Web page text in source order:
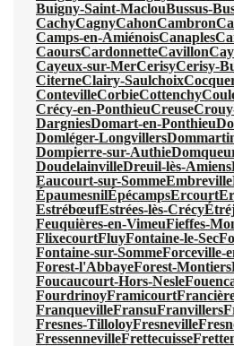
Buigny-Saint-MaclouBussus-
CachyCagnyCahonCambron
Camps-en-AmiénoisCanaples
CaoursCardonnetteCavillon
Cayeux-sur-MerCerisyCerisy-
CiterneClairy-Saulchoix
ContevilleCorbieCottenchy
Crécy-en-PonthieuCreuse
DargniesDomart-en-Ponthieu
Domléger-Longvillers
Dompierre-sur-Authie
DoudelainvilleDreuil-lès-Amiens
Eaucourt-sur-SommeEmbreville
ÉpaumesnilÉpécampsErcourt
EstrébœufEstrées-lès-Crécy
Feuquières-en-VimeuFieffes-
FlixecourtFluyFontaine-le-Sec
Fontaine-sur-SommeForceville-
Forest-l'AbbayeForest-Montiers
Foucaucourt-Hors-Nesle
FourdrinoyFramicourt
FranquevilleFransuFranvillers
Fresnes-TilloloyFresneville
FressennevilleFrettecuisse